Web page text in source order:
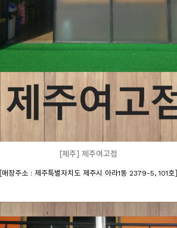
[제주] 제주여고점
[매장주소 : 제주특별자치도 제주시 아라1동 2379-5, 101호]